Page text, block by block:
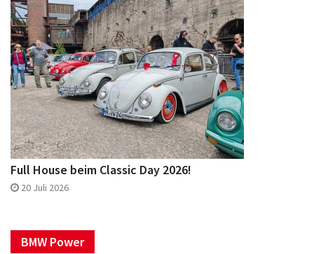
Full House beim Classic Day 2026!
20 Juli 2026
BMW Power